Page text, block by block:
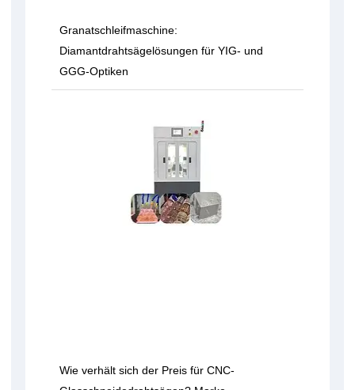
Granatschleifmaschine:
Diamantdrahtsägelösungen für YIG- und
GGG-Optiken
Wie verhält sich der Preis für CNC-